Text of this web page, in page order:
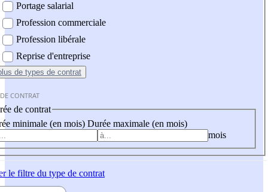
Portage salarial
Profession commerciale
Profession libérale
Reprise d'entreprise
de types de contrat
CONTRAT
de contrat
minimale (en mois) Durée maximale (en mois)
mois
le filtre du type de contrat